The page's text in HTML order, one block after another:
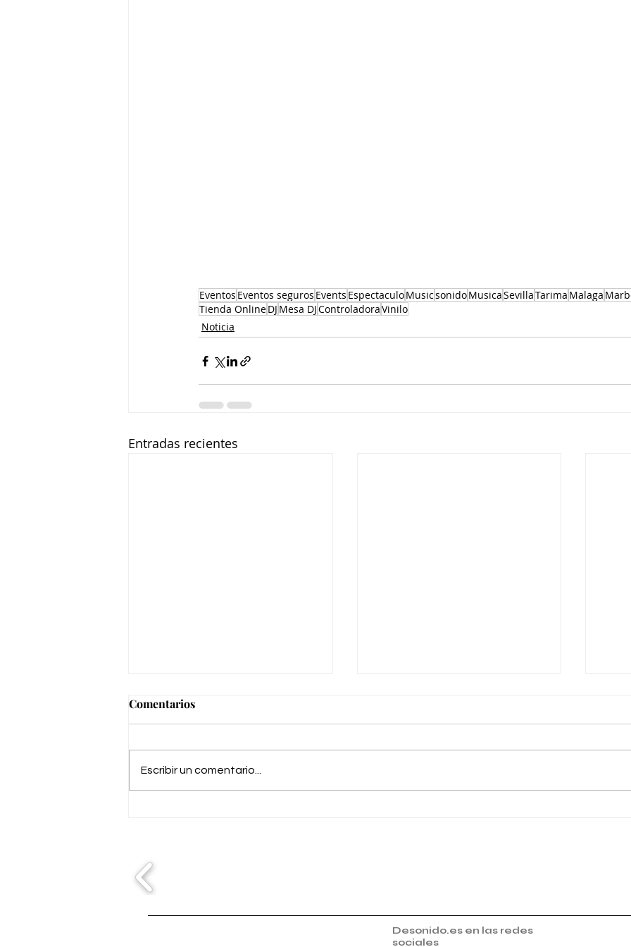
Eventos Eventos seguros Events EspectaculoMusicsonidoMusicaSevillaTarima Malaga
Tienda OnlineDJ Mesa DJControladoraVinilo
Noticia
Entradas recientes
Comentarios
Escribir un comentario...
Desonido.es en las redes
sociales